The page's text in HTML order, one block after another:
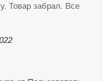
Товар забрал. Все